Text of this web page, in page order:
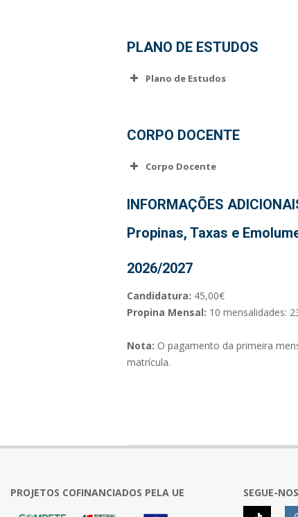
PLANO DE ESTUDOS
Plano de Estudos
CORPO DOCENTE
Corpo Docente
(mais informações brevemente)
Ana Faria
(mais informações brevemente)
(mais informações brevemente)
(mais informações brevemente)
INFORMAÇÕES
Propinas, Taxas e
2026/2027
Candidatura: 45,00€
Propina Mensal: 10 mensalidades:
Nota: O pagamento da primeira
matrícula.
2026-
PROJETOS COFINANCIADOS PELA UE SEGUE-